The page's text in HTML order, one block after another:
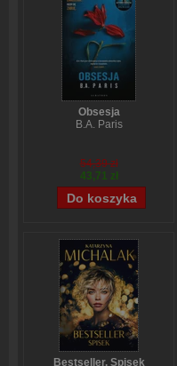
Obsesja
B.A. Paris
54,39 zł
43,71 zł
Bestseller. Spisek